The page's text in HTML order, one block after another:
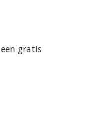
gratis